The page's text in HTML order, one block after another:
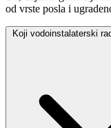
od vrste posla i
Koji vodoinstalaterski